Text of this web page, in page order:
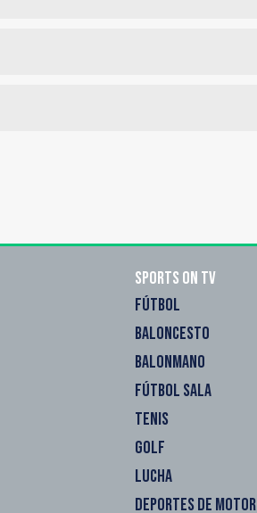
Sports on TV
FÚTBOL
BALONCESTO
BALONMANO
FÚTBOL SALA
TENIS
GOLF
LUCHA
DEPORTES DE MOTOR